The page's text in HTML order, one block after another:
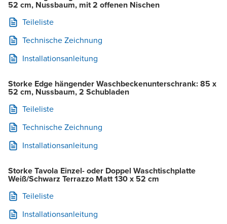
52 cm, Nussbaum, mit 2 offenen Nischen
Teileliste
Technische Zeichnung
Installationsanleitung
Storke Edge hängender Waschbeckenunterschrank: 85 x
52 cm, Nussbaum, 2 Schubladen
Teileliste
Technische Zeichnung
Installationsanleitung
Storke Tavola Einzel- oder Doppel Waschtischplatte
Weiß/Schwarz Terrazzo Matt 130 x 52 cm
Teileliste
Installationsanleitung